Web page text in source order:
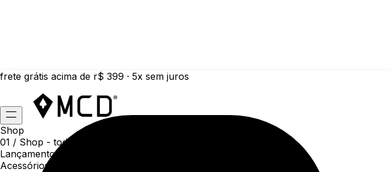
frete grátis acima de r$ 399 · 5x sem juros
Shop
01 / Shop - todas as categorias da coleção atual
Lançamentos da semana
Acessórios